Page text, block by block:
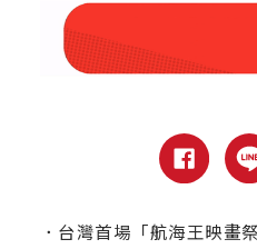
． 台灣首場「航海王映畫祭」熱血